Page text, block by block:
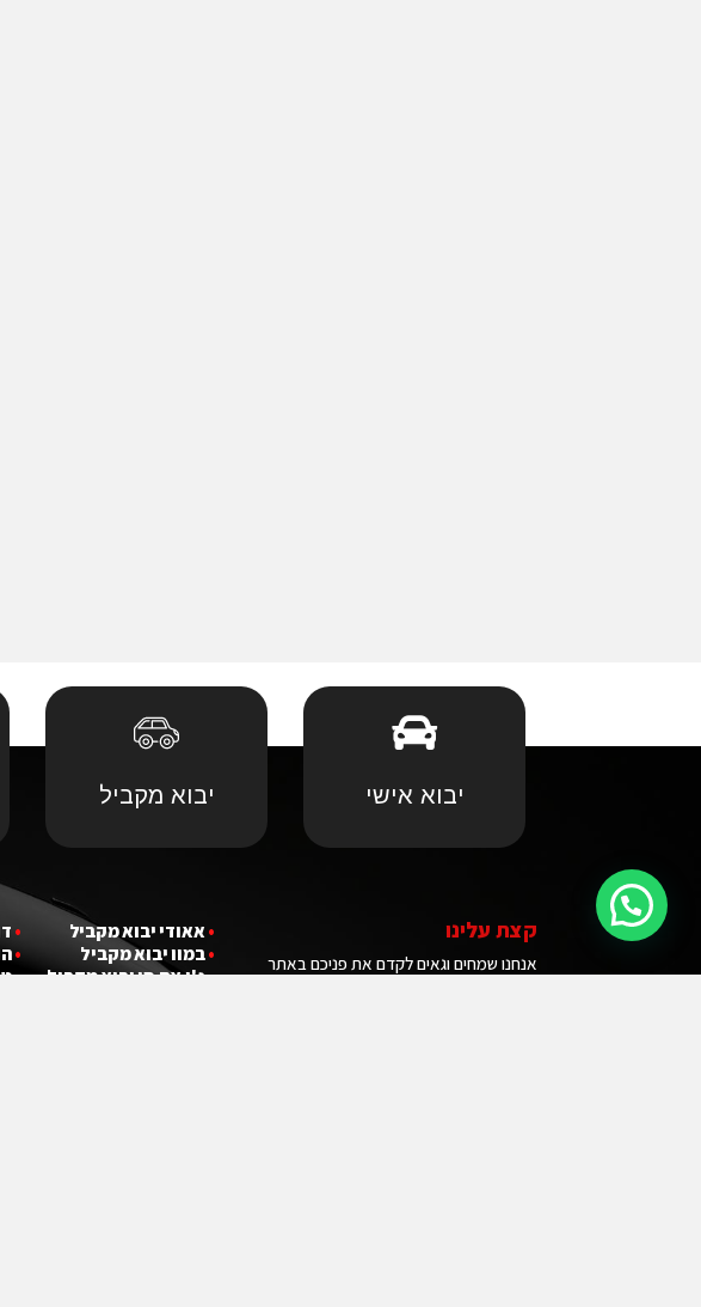
יבוא אישי יבוא מקביל
קצת עלינו
אנחנו שמחים וגאים לקדם את פניכם באתר
• אאודי יבוא מקביל
•במוו יבוא מקביל
•ג'י אם סי יבוא מקביל
•
•
•